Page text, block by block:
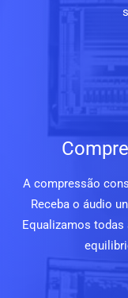
A compressão
Receba o áudio
Equalizamos